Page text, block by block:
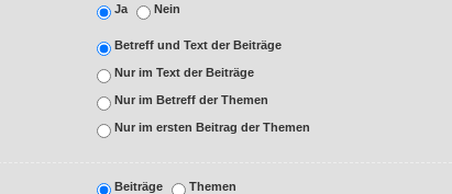
Ja Nein
Betreff und Text der Beiträge
Nur im Text der Beiträge
Nur im Betreff der Themen
Nur im ersten Beitrag der Themen
Beiträge Themen